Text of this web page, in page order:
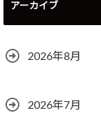
アーカイブ
2026年8月
2026年7月